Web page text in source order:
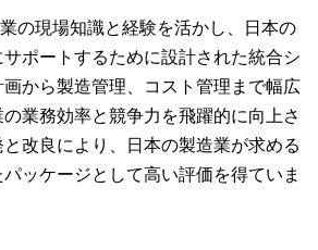
の現場知識と経験を活かし、日本の
ポートするために設計された統合シ
から製造管理、コスト管理まで幅広
業務効率と競争力を飛躍的に向上さ
改良により、日本の製造業が求める
ッケージとして高い評価を得ていま